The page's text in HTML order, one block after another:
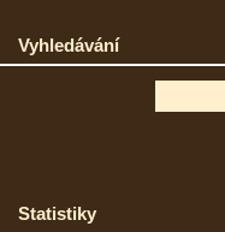
Vyhledávání
Statistiky